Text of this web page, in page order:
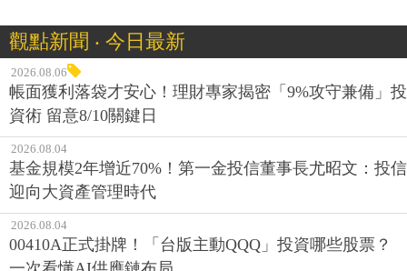
觀點新聞 ‧ 今日最新
2026.08.06
帳面獲利落袋才安心！理財專家揭密「9%攻守兼備」投
資術 留意8/10關鍵日
2026.08.04
基金規模2年增近70%！第一金投信董事長尤昭文：投信
迎向大資產管理時代
2026.08.04
00410A正式掛牌！「台版主動QQQ」投資哪些股票？